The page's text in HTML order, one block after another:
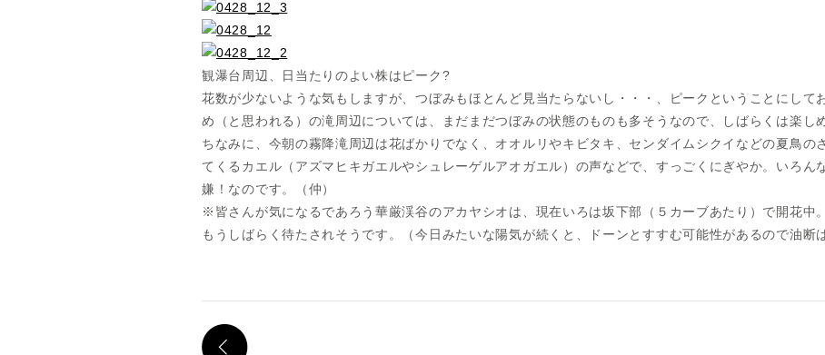
観瀑台周辺、日当たりのよい株はピーク?
花数が少ないような気もしますが、つぼみもほとんど見当たらないし・・・、ピークということにして
め（と思われる）の滝周辺については、まだまだつぼみの状態のものも多そうなので、しばらくは楽し
ちなみに、今朝の霧降滝周辺は花ばかりでなく、オオルリやキビタキ、センダイムシクイなどの夏鳥の
てくるカエル（アズマヒキガエルやシュレーゲルアオガエル）の声などで、すっごくにぎやか。いろん
嫌！なのです。（仲）
※皆さんが気になるであろう華厳渓谷のアカヤシオは、現在いろは坂下部（５カーブあたり）で開花中
もうしばらく待たされそうです。（今日みたいな陽気が続くと、ドーンとすすむ可能性があるので油断